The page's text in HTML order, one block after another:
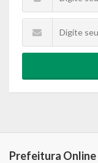
Prefeitura Online